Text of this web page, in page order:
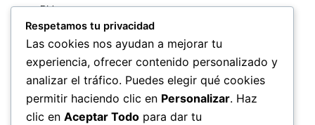
PM
Viernes de 7:00 AM a 12:00 M y de 2:00 PM a 5:00 PM
HORARIOS DE RADICACIÓN DE
CORRESPONDENCIA
Lunes a Jueves de 7:30 AM a 11:30 AM y de 2:00 PM a 5:00
PM
Viernes de 7:30 AM a 11:30 PM y de 2:00 PM a 4:00 PM
Respetamos tu privacidad
Las cookies nos ayudan a mejorar tu
experiencia, ofrecer contenido personalizado y
analizar el tráfico. Puedes elegir qué cookies
permitir haciendo clic en Personalizar. Haz
clic en Aceptar Todo para dar tu